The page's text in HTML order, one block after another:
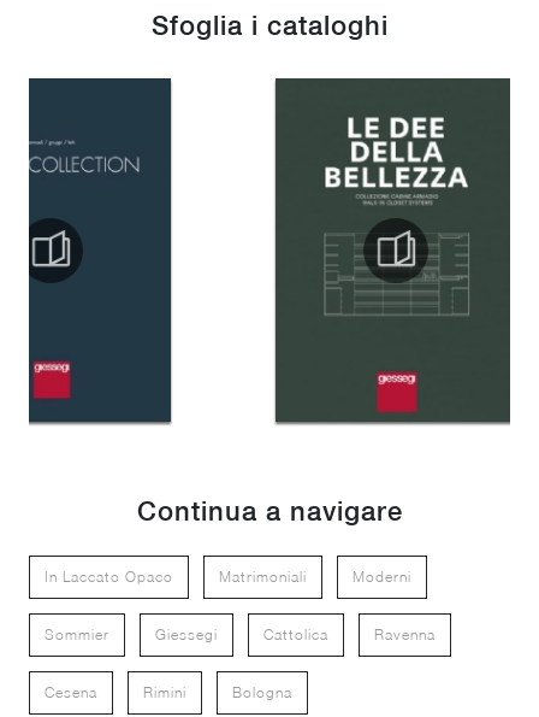
Sfoglia i cataloghi
Continua a navigare
In Laccato Opaco Matrimoniali Moderni
Sommier Giessegi Cattolica Ravenna
Cesena Rimini Bologna